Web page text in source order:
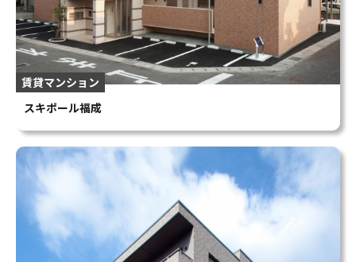
賃貸マンション
スキポール福成